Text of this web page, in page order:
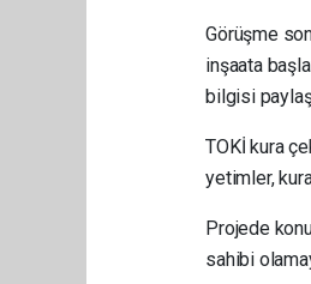
Görüşme
inşaata
bilgisi
TOKİ kura
yetimler,
Projede
sahibi